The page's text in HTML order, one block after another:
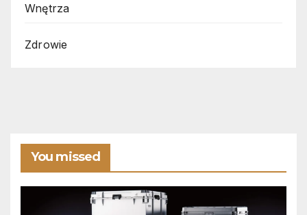
Wnętrza
Zdrowie
You missed